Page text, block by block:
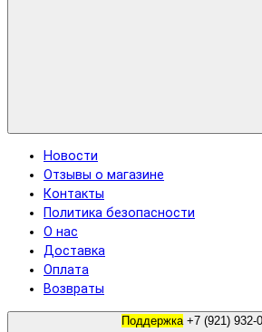
Новости
Отзывы о магазине
Контакты
Политика безопасности
О нас
Доставка
Оплата
Возвраты
Поддержка